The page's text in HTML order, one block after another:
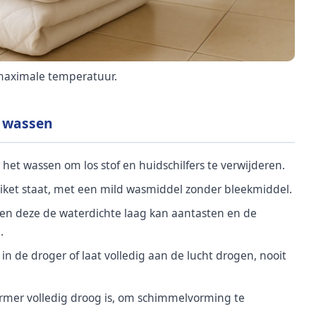
temperatuur.
wassen om los stof en huidschilfers te verwijderen.
staat, met een mild wasmiddel zonder bleekmiddel.
deze de waterdichte laag kan aantasten en de
de droger of laat volledig aan de lucht drogen, nooit
volledig droog is, om schimmelvorming te